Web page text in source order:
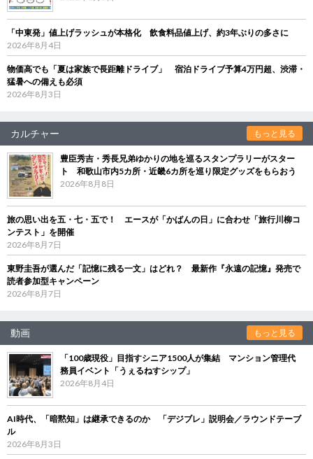
「中東発」値上げラッシュが本格化 飲食料品値上げ、約3年ぶりの多さに
2026年8月4日
物価高でも「夏は家族で長距離ドライブ」 宿泊ドライブ予算4万円超、渋滞・
猛暑への備えも必須
2026年8月3日
カルチャー もっと見る
豊臣秀吉・秀長兄弟ゆかりの地を巡るスタンプラリーがスター
ト 和歌山市内5カ所・近畿6カ所を巡り限定グッズをもらおう
2026年8月8日
旅の思い出を五・七・五で！ エースが「かばんの日」に合わせ「旅行川柳コ
ンテスト」を開催
2026年8月7日
東野圭吾が選んだ「記憶に残る一文」はどれ？ 最新作『永遠の記憶』発売で
読者参加型キャンペーン
2026年8月7日
動画 もっと見る
「100歳現役」目指すシニア1500人が集結 マンション管理代
務員イベント「うぇるねすシップ」
2026年8月4日
AI時代、「暗黙知」は継承できるのか 「デジブレ」説明会／ラウンドテーブ
ル
2026年8月3日